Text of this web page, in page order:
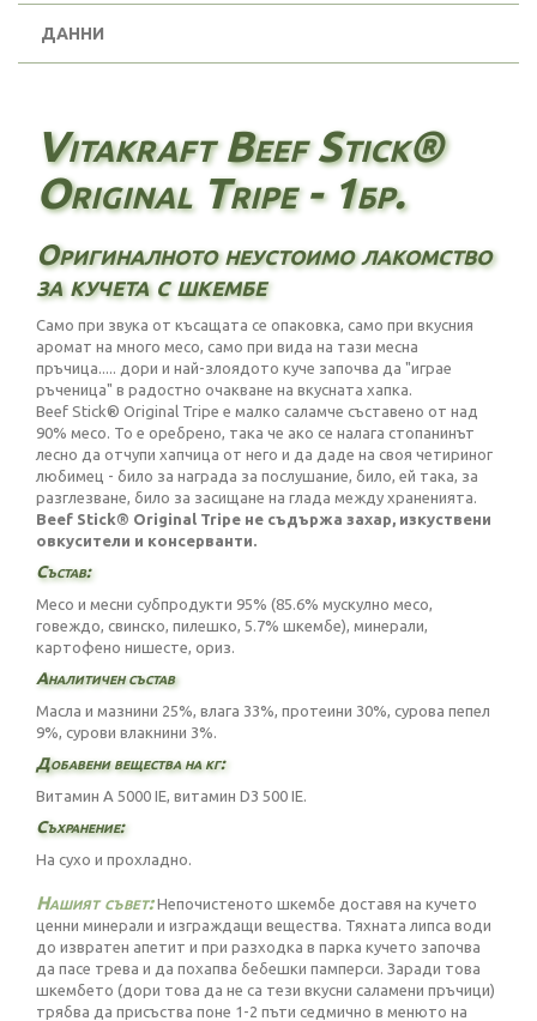
ДАННИ
Vitakraft Beef Stick®
Original Tripe - 1бр.
Оригиналното неустоимо лакомство
за кучета с шкембе
Само при звука от късащата се опаковка, само при вкусния
аромат на много месо, само при вида на тази месна
пръчица..... дори и най-злоядото куче започва да "играе
ръченица" в радостно очакване на вкусната хапка.
Beef Stick® Original Tripe е малко саламче съставено от над
90% месо. То е оребрено, така че ако се налага стопанинът
лесно да отчупи хапчица от него и да даде на своя четириног
любимец - било за награда за послушание, било, ей така, за
разглезване, било за засищане на глада между храненията.
Beef Stick® Original Tripe не съдържа захар, изкуствени
овкусители и консерванти.
Състав:
Месо и месни субпродукти 95% (85.6% мускулно месо,
говеждо, свинско, пилешко, 5.7% шкембе), минерали,
картофено нишесте, ориз.
Аналитичен състав
Масла и мазнини 25%, влага 33%, протеини 30%, сурова пепел
9%, сурови влакнини 3%.
Добавени вещества на кг:
Витамин A 5000 IE, витамин D3 500 IE.
Съхранение:
На сухо и прохладно.
Нашият съвет:Непочистеното шкембе доставя на кучето
ценни минерали и изграждащи вещества. Тяхната липса води
до извратен апетит и при разходка в парка кучето започва
да пасе трева и да похапва бебешки памперси. Заради това
шкембето (дори това да не са тези вкусни саламени пръчици)
трябва да присъства поне 1-2 пъти седмично в менюто на